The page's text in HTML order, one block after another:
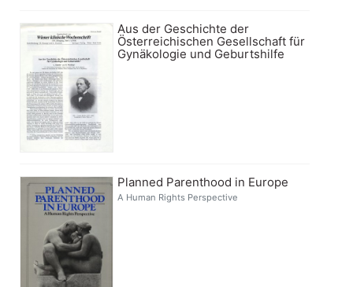
Aus der Geschichte der
Österreichischen Gesellschaft für
Gynäkologie und Geburtshilfe
Planned Parenthood in Europe
A Human Rights Perspective